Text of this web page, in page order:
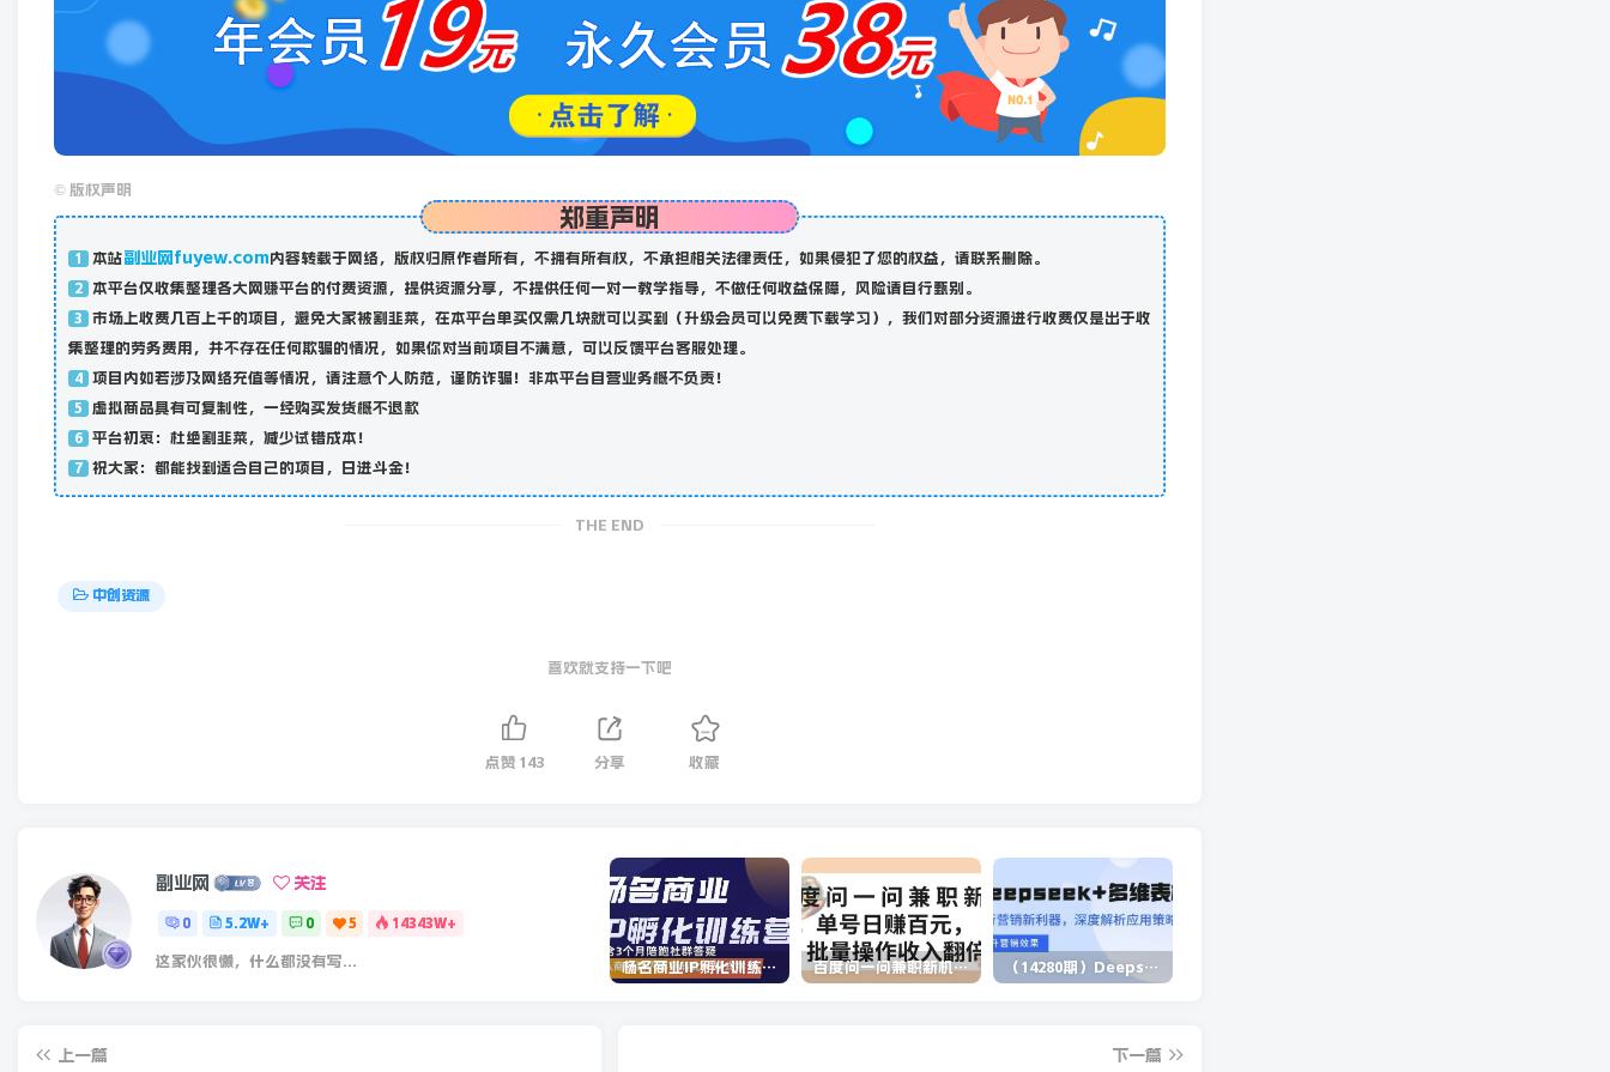
© 版权声明
郑重声明
1 本站副业网fuyew.com内容转载于网络，版权归原作者所有，不拥有所有权，不承担相关法律责任，如果侵犯了您的权益，请联系删除。
2 本平台仅收集整理各大网赚平台的付费资源，提供资源分享，不提供任何一对一教学指导，不做任何收益保障，风险请自行甄别。
3
市场上收费几百上千的项目，避免大家被割韭菜，在本平台单买仅需几块就可以买到（升级会员可以免费下载学习），我们对部分资源进行收费仅是出于收
集整理的劳务费用，并不存在任何欺骗的情况，如果你对当前项目不满意，可以反馈平台客服处理。
4 项目内如若涉及网络充值等情况，请注意个人防范，谨防诈骗！非本平台自营业务概不负责！
5 虚拟商品具有可复制性，一经购买发货概不退款
6 平台初衷：杜绝割韭菜，减少试错成本！
7 祝大家：都能找到适合自己的项目，日进斗金！
THE END
中创资源
喜欢就支持一下吧
点赞 143 分享 收藏
副业网 关注
0 5.2W+ 0 5 14343W+
这家伙很懒，什么都没有写... 杨名商业IP孵化训练营，从商业到内容到转化一站式学 价值5980元 百度问一问兼职新机遇，单号日赚百元，批量操作收入翻倍 （14280期）Deepseek+多维表格，银行营销新利器，深度解析应用策略，提升营销效果
上一篇 下一篇